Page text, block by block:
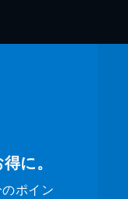
に。
ポイン